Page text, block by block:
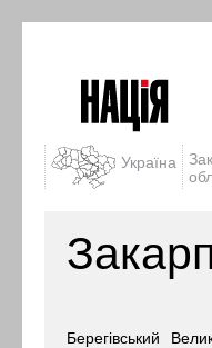
Україна
Берегівський